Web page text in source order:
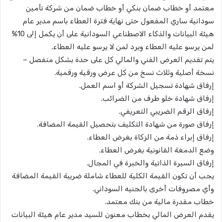
معتمد أو خطاب ضمان بنكي أو خطاب ضمان من شركة تأمين
سودانية ساري المفعول حتى نهاية فترة العطاء باسم مدير عام
هيئة البيانات والذكاء الاصطناعي السودانية على أن يكمل إلى 10%
لمن يرسو عليه العطاء ويرد لمن لا يرسو عليه العطاء.
​يتم تقديم العرض الفني والمالي كل على حدة بشكل منفصل –
نسخة أصلية وثلاث نسخ من كل عرض ورقية ورقمية.
​إرفاق شهادة تسجيل الشركة أو اسم العمل.
​إرفاق شهادة خلو طرف من الضرائب.
​إرفاق الرقم الضريبي التعريفي.
​إرفاق صورة من شهادة التكليف بتحصيل القيمة المضافة.
​إرفاق إبراء ذمة من الزكاة بغرض العطاء.
​وضع الدمغة القانونية بغرض العطاء.
​إرفاق السيرة الذاتية والخبرة في المجال.
​يجب أن تكون القيمة الكلية للعطاء شاملة ضريبة القيمة المضافة
وأي مصروفات أخرى بالجنيه السوداني.
​خطاب مقدرة مالية من بنك معتمد.
​يقدم العرض المالي بخطاب معنون للسيد مدير عام هيئة البيانات